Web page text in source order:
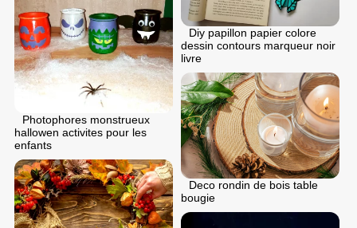
Diy papillon papier colore
dessin contours marqueur noir
livre
Photophores monstrueux
hallowen activites pour les
enfants
Deco rondin de bois table
bougie